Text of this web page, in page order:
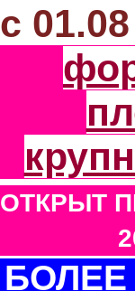
с
ОТКРЫТ
БОЛЕЕ